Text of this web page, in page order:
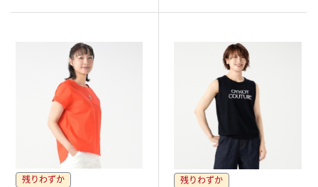
残りわずか
残りわずか